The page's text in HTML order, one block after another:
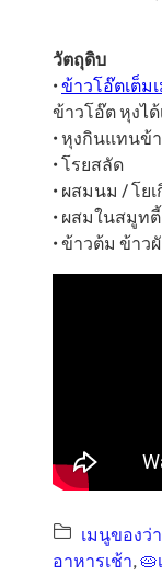
วัตถุดิบ
• ข้าวโอ๊ตเต็ม
ข้าวโอ๊ต หุงไ
• หุงกินแทนข้
• โรยสลัด
• ผสมนม / โย
• ผสมในสมูทตี้
• ข้าวต้ม ข้าว
เมนูของว่
อาหารเช้า, 🥧